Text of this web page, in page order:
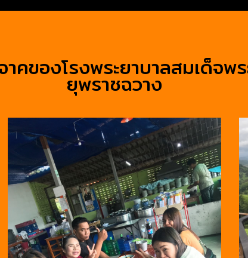
าคของโรงพระยาบาลสมเด็จพ
ยุพราชฉวาง